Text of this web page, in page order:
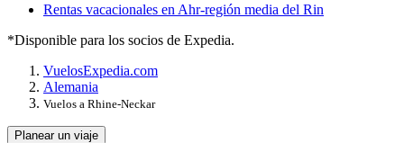
Rentas vacacionales en Ahr-región media del Rin
*Disponible para los socios de Expedia.
VuelosExpedia.com
Alemania
Vuelos a Rhine-Neckar
Planear un viaje